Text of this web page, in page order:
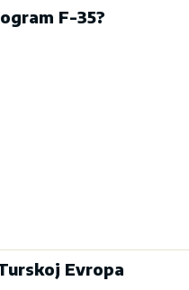
F-35?
Evropa